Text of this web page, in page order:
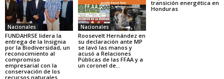
Nacionales
FUNDAHRSE lidera la
entrega de la Insignia
por la Biodiversidad, un
reconocimiento al
compromiso
empresarial con la
conservación de los
recursos naturales
Nacionales
Roosevelt Hernández en
su declaración ante MP
se lavó las manos y
acusó a Relaciones
Públicas de las FFAA y a
un coronel de...
transición energética en
Honduras